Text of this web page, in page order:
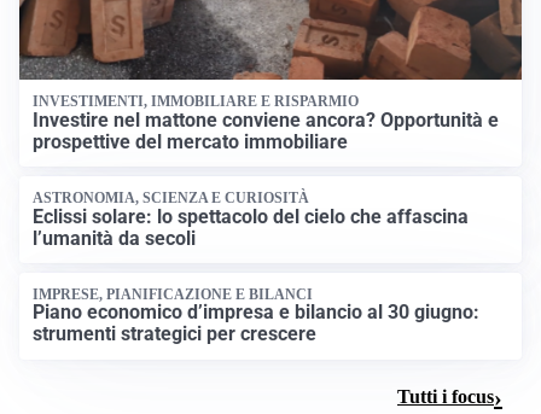
INVESTIMENTI, IMMOBILIARE E RISPARMIO
Investire nel mattone conviene ancora? Opportunità e
prospettive del mercato immobiliare
ASTRONOMIA, SCIENZA E CURIOSITÀ
Eclissi solare: lo spettacolo del cielo che affascina
l’umanità da secoli
IMPRESE, PIANIFICAZIONE E BILANCI
Piano economico d’impresa e bilancio al 30 giugno:
strumenti strategici per crescere
Tutti i focus